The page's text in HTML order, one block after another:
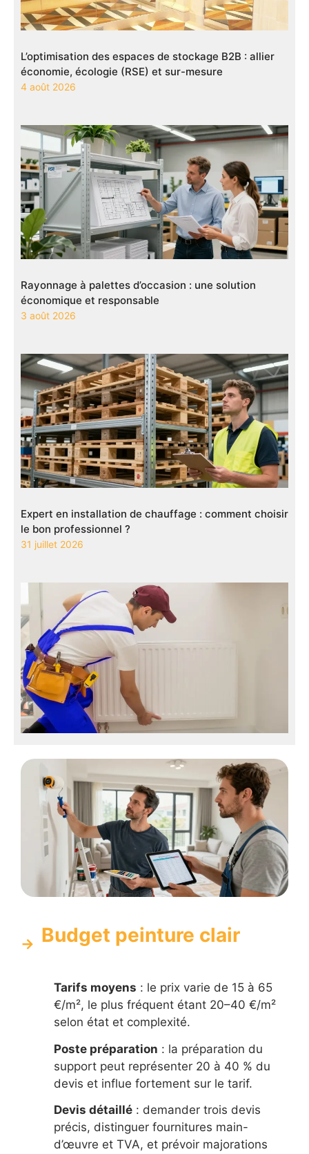
L’optimisation des espaces de stockage B2B : allier
économie, écologie (RSE) et sur-mesure
4 août 2026
Rayonnage à palettes d’occasion : une solution
économique et responsable
3 août 2026
Expert en installation de chauffage : comment choisir
le bon professionnel ?
31 juillet 2026
Budget peinture clair
Tarifs moyens : le prix varie de 15 à 65
€/m², le plus fréquent étant 20–40 €/m²
selon état et complexité.
Poste préparation : la préparation du
support peut représenter 20 à 40 % du
devis et influe fortement sur le tarif.
Devis détaillé : demander trois devis
précis, distinguer fournitures main-
d’œuvre et TVA, et prévoir majorations